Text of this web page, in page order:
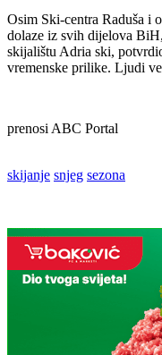
Osim Ski-centra Raduša i
dolaze iz svih dijelova
skijalištu Adria ski,
vremenske prilike. Ljudi
prenosi ABC Portal
skijanje snjeg sezona